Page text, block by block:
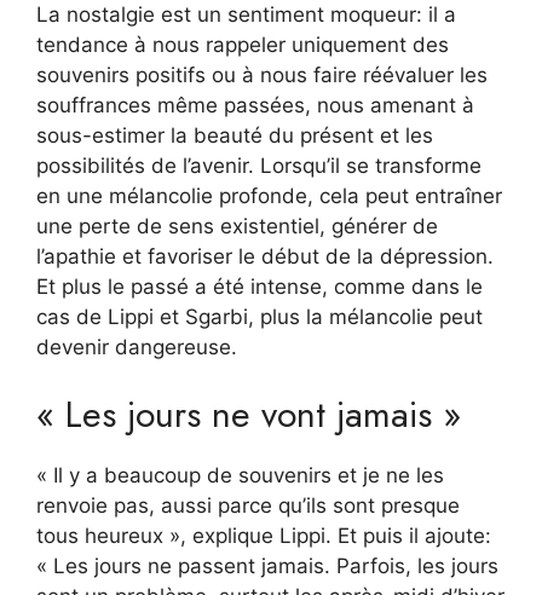
La nostalgie est un sentiment moqueur: il a
tendance à nous rappeler uniquement des
souvenirs positifs ou à nous faire réévaluer les
souffrances même passées, nous amenant à
sous-estimer la beauté du présent et les
possibilités de l’avenir. Lorsqu’il se transforme
en une mélancolie profonde, cela peut entraîner
une perte de sens existentiel, générer de
l’apathie et favoriser le début de la dépression.
Et plus le passé a été intense, comme dans le
cas de Lippi et Sgarbi, plus la mélancolie peut
devenir dangereuse.
« Les jours ne vont jamais »
« Il y a beaucoup de souvenirs et je ne les
renvoie pas, aussi parce qu’ils sont presque
tous heureux », explique Lippi. Et puis il ajoute:
« Les jours ne passent jamais. Parfois, les jours